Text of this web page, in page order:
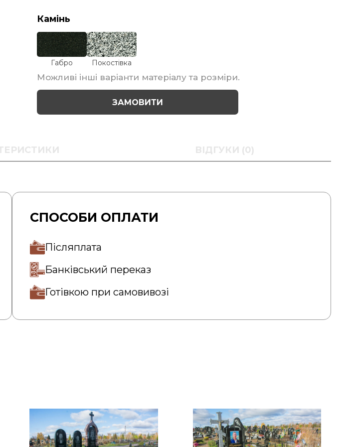
Камінь
Габро Покостівка
Можливі інші варіанти матеріалу та розміри.
ЗАМОВИТИ
ВІДГУКИ (0)
СПОСОБИ ОПЛАТИ
Післяплата
Банківський переказ
Готівкою при самовивозі